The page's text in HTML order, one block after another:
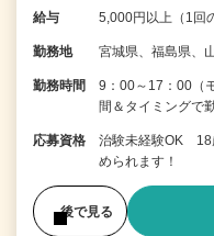
給与 5,000円以上（1回
勤務地 宮城県、福島県、
勤務時間
9：00～17：00（
間＆タイミングで
応募資格
治験未経験OK 18
められます！
後で見る